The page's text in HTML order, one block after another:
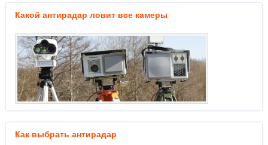
Какой антирадар ловит все камеры
Как выбрать антирадар